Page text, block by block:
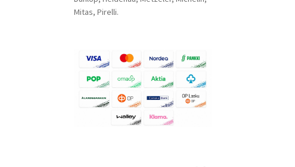
Mitas, Pirelli.